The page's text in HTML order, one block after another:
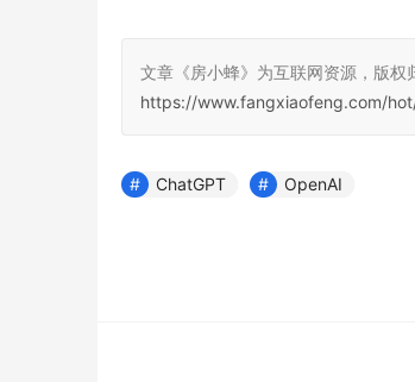
文章《房小蜂》为互联网资源，版权
https://www.fangxiaofeng.com/
ChatGPT OpenAI